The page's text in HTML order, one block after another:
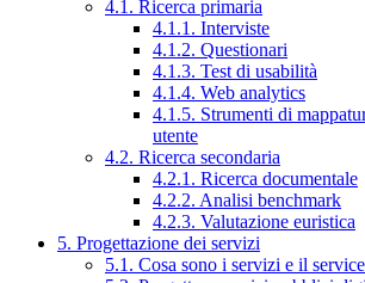
4.1. Ricerca primaria
4.1.1. Interviste
4.1.2. Questionari
4.1.3. Test di usabilità
4.1.4. Web analytics
4.1.5. Strumenti di
utente
4.2. Ricerca secondaria
4.2.1. Ricerca documentale
4.2.2. Analisi benchmark
4.2.3. Valutazione euristica
5. Progettazione dei servizi
5.1. Cosa sono i servizi e il